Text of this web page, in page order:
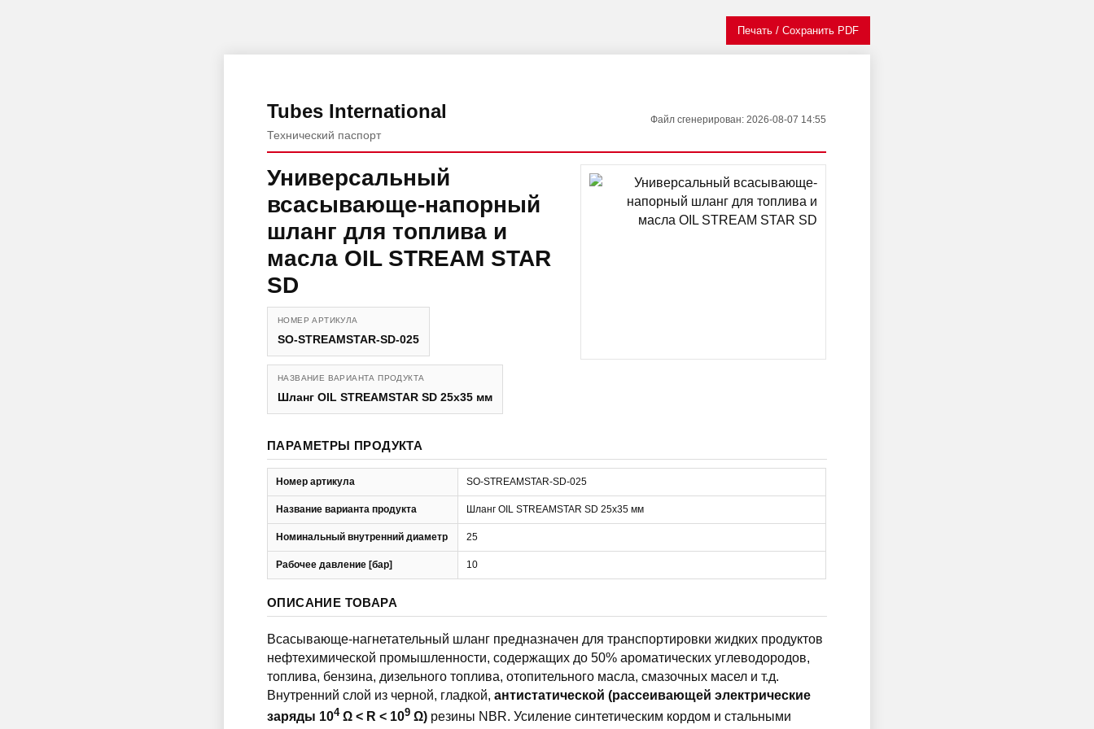
Печать / Сохранить PDF
Tubes International
Технический паспорт
Файл сгенерирован: 2026-08-07 14:55
Универсальный
всасывающе-напорный
шланг для топлива и
масла OIL STREAM STAR
SD
НОМЕР АРТИКУЛА
SO-STREAMSTAR-SD-025
НАЗВАНИЕ ВАРИАНТА ПРОДУКТА
Шланг OIL STREAMSTAR SD 25x35 мм
ПАРАМЕТРЫ ПРОДУКТА
Номер артикула SO-STREAMSTAR-SD-025
Название варианта продукта Шланг OIL STREAMSTAR SD 25x35 мм
Номинальный внутренний диаметр 25
Рабочее давление [бар] 10
ОПИСАНИЕ ТОВАРА
Всасывающе-нагнетательный шланг предназначен для транспортировки жидких продуктов
нефтехимической промышленности, содержащих до 50% ароматических углеводородов,
топлива, бензина, дизельного топлива, отопительного масла, смазочных масел и т.д.
Внутренний слой из черной, гладкой,антистатической (рассеивающей электрические
заряды 104Ω < R < 109 Ω) резины NBR. Усиление синтетическим кордом и стальными